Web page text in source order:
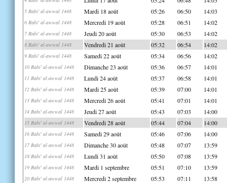
5 Rabi' al-awwal 1448 Mardi 18 août 05:26 06:50 14:03
6 Rabi' al-awwal 1448 Mercredi 19 août 05:28 06:51 14:02
7 Rabi' al-awwal 1448 Jeudi 20 août 05:30 06:53 14:02
8 Rabi' al-awwal 1448 Vendredi 21 août 05:32 06:54 14:02
9 Rabi' al-awwal 1448 Samedi 22 août 05:34 06:56 14:02
10 Rabi' al-awwal 1448 Dimanche 23 août 05:36 06:57 14:01
11 Rabi' al-awwal 1448 Lundi 24 août 05:37 06:58 14:01
12 Rabi' al-awwal 1448 Mardi 25 août 05:39 07:00 14:01
13 Rabi' al-awwal 1448 Mercredi 26 août 05:41 07:01 14:01
14 Rabi' al-awwal 1448 Jeudi 27 août 05:43 07:03 14:00
15 Rabi' al-awwal 1448 Vendredi 28 août 05:44 07:04 14:00
16 Rabi' al-awwal 1448 Samedi 29 août 05:46 07:06 14:00
17 Rabi' al-awwal 1448 Dimanche 30 août 05:48 07:07 13:59
18 Rabi' al-awwal 1448 Lundi 31 août 05:50 07:08 13:59
19 Rabi' al-awwal 1448 Mardi 1 septembre 05:51 07:10 13:59
20 Rabi' al-awwal 1448 Mercredi 2 septembre 05:53 07:11 13:58